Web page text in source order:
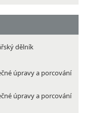
dělník
úpravy a porcování
úpravy a porcování